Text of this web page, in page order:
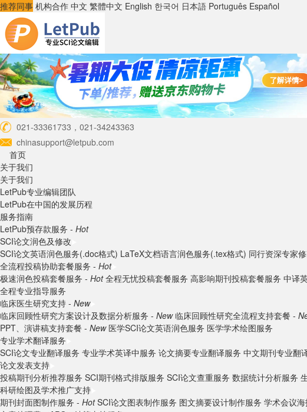
推荐同事 机构合作 中文 繁體中文 English 한국어 日本語 Português Español
021-33361733，021-34243363
chinasupport@letpub.com
首页
关于我们
关于我们
LetPub专业编辑团队
LetPub在中国的发展历程
服务指南
LetPub预存款服务 - Hot
SCI论文润色及修改
SCI论文英语润色服务(.doc格式) LaTeX文档语言润色服务(.tex格式) 同行资深专家
全流程投稿协助套餐服务 - Hot
极速润色投稿套餐服务 - Hot 全程无忧投稿套餐服务 高影响期刊投稿套餐服务 中译
全程专业指导服务
临床医生研究支持 - New
临床回顾性研究方案设计及数据分析服务 - New 临床回顾性研究全流程支持套餐 -
PPT、演讲稿支持套餐 - New 医学SCI论文英语润色服务 医学学术绘图服务
专业学术翻译服务
SCI论文专业翻译服务 专业学术英译中服务 论文摘要专业翻译服务 中文期刊专业翻
论文发表支持
投稿期刊分析推荐服务 SCI期刊格式排版服务 SCI论文查重服务 数据统计分析服务
科研绘图及学术推广支持
期刊封面图制作服务 - Hot SCI论文图表制作服务 图文摘要设计制作服务 学术会议